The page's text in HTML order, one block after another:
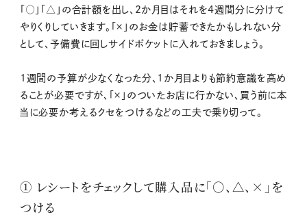
「○」「△」の合計額を出し、2か月目はそれを4週間分に分けて
やりくりしていきます。「×」のお金は貯蓄できたかもしれない分
として、予備費に回しサイドポケットに入れておきましょう。
1週間の予算が少なくなった分、1か月目よりも節約意識を高め
ることが必要ですが、「×」のついたお店に行かない、買う前に本
当に必要か考えるクセをつけるなどの工夫で乗り切って。
① レシートをチェックして購入品に「○、△、×」を
つける